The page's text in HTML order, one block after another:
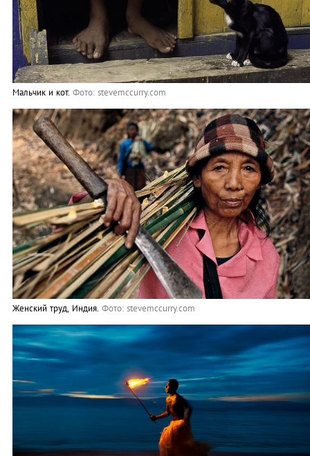
Мальчик и кот. Фото: stevemccurry.com
Женский труд, Индия. Фото: stevemccurry.com